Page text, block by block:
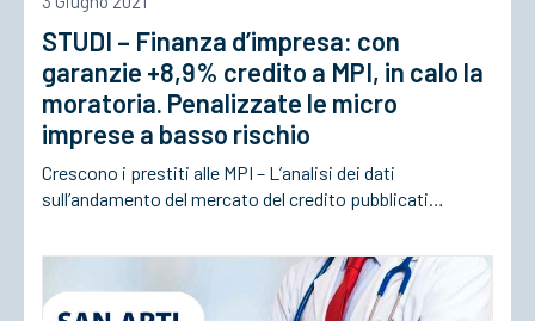
ACCEDI
STUDI – Finanza d’impresa: con
garanzie +8,9% credito a MPI, in calo la
moratoria. Penalizzate le micro
imprese a basso rischio
Crescono i prestiti alle MPI – L’analisi dei dati
sull’andamento del mercato del credito pubblicati…